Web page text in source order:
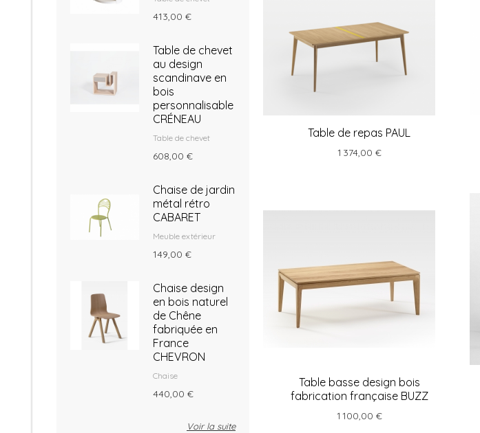
413,00 €
Table de chevet
au design
scandinave en
bois
personnalisable
CRÉNEAU
Table de chevet
608,00 €
Chaise de jardin
métal rétro
CABARET
Meuble extérieur
149,00 €
Chaise design
en bois naturel
de Chêne
fabriquée en
France
CHEVRON
Chaise
440,00 €
Voir la suite
Table de repas PAUL
1 374,00 €
Table basse design bois
fabrication française BUZZ
1 100,00 €